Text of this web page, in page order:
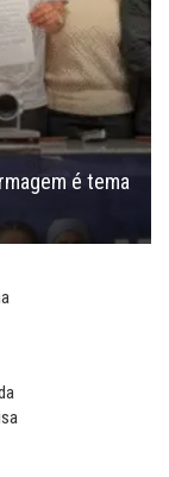
é tema